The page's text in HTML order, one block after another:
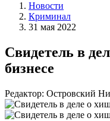
Новости
Криминал
31 мая 2022
Свидетель в
бизнесе
Редактор: Островский